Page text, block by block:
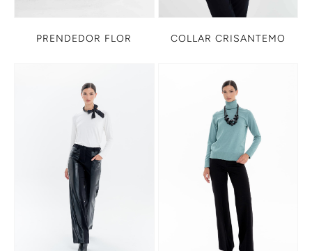
PRENDEDOR FLOR COLLAR CRISANTEMO